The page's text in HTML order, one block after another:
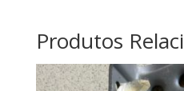
Produtos